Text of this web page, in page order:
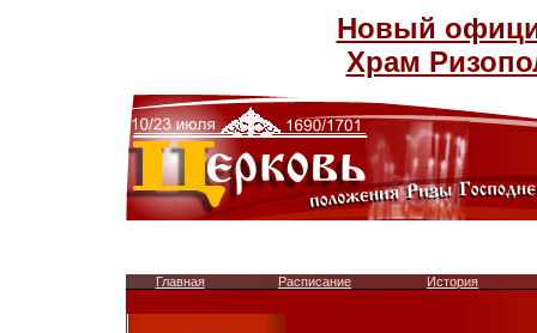
Новый
Храм
Главная Расписание История